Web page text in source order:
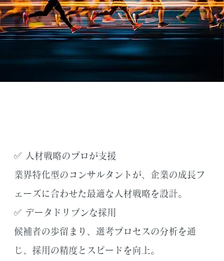
✅ 人材戦略のプロが支援
業界特化型のコンサルタントが、企業の成長フ
ェーズに合わせた最適な人材戦略を設計。
✅ データドリブンな採用
候補者の歩留まり、選考プロセスの分析を通
じ、採用の精度とスピードを向上。